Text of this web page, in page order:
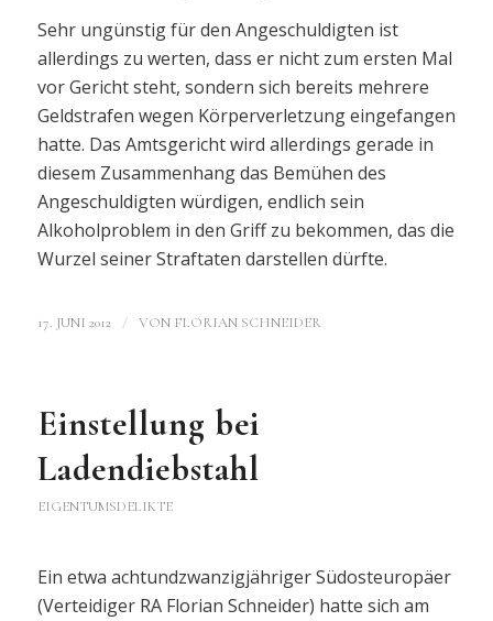
Sehr ungünstig für den Angeschuldigten ist
allerdings zu werten, dass er nicht zum ersten Mal
vor Gericht steht, sondern sich bereits mehrere
Geldstrafen wegen Körperverletzung eingefangen
hatte. Das Amtsgericht wird allerdings gerade in
diesem Zusammenhang das Bemühen des
Angeschuldigten würdigen, endlich sein
Alkoholproblem in den Griff zu bekommen, das die
Wurzel seiner Straftaten darstellen dürfte.
17. JUNI 2012 / VON FLORIAN SCHNEIDER
Einstellung bei
Ladendiebstahl
EIGENTUMSDELIKTE
Ein etwa achtundzwanzigjähriger Südosteuropäer
(Verteidiger RA Florian Schneider) hatte sich am